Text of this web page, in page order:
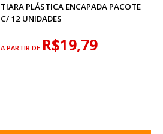
TIARA PLÁSTICA ENCAPADA PACOTE
C/ 12 UNIDADES
A PARTIR DE R$19,79